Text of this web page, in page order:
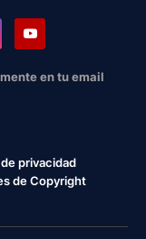
en tu email
privacidad
de Copyright